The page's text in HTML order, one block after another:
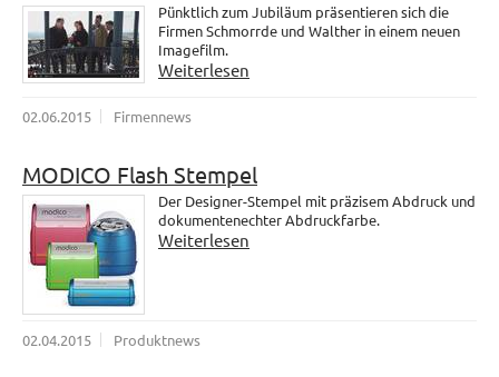
Pünktlich zum Jubiläum präsentieren sich die
Firmen Schmorrde und Walther in einem neuen
Imagefilm.
Weiterlesen
02.06.2015 Firmennews
MODICO Flash Stempel
Der Designer-Stempel mit präzisem Abdruck und
dokumentenechter Abdruckfarbe.
Weiterlesen
02.04.2015 Produktnews